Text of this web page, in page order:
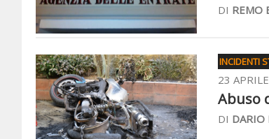
DI REMO
INCIDENTI
23
Abuso
DI DARIO